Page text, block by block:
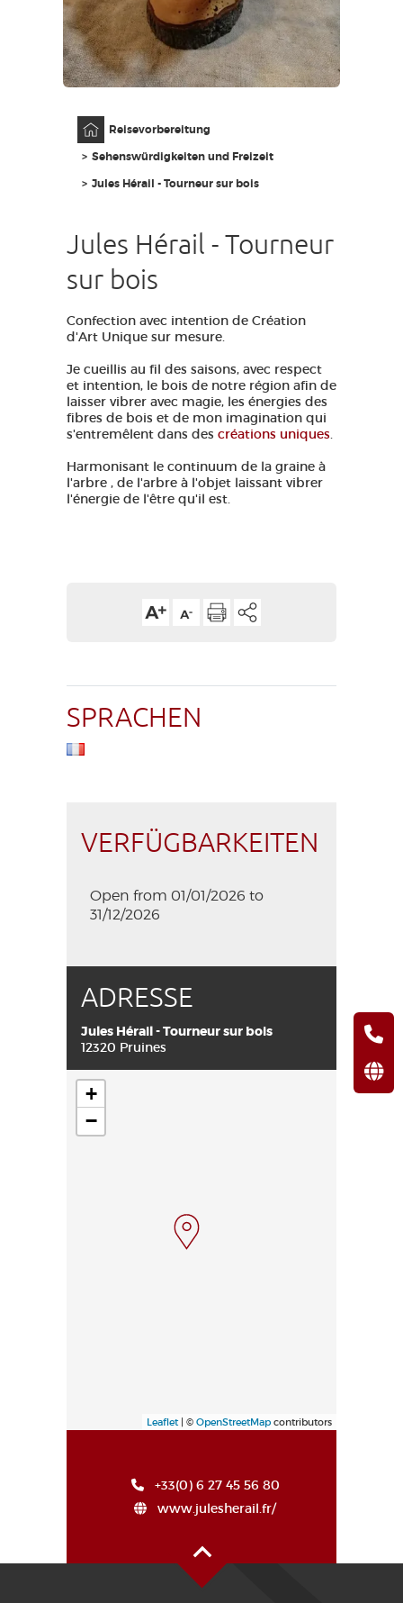
DE
Reisevorbereitung
Sehenswürdigkeiten und Freizeit
Jules Hérail - Tourneur sur bois
Jules Hérail - Tourneur
sur bois
Confection avec intention de Création
d'Art Unique sur mesure.
Je cueillis au fil des saisons, avec respect
et intention, le bois de notre région afin de
laisser vibrer avec magie, les énergies des
fibres de bois et de mon imagination qui
s'entremêlent dans des créations uniques.
Harmonisant le continuum de la graine à
l'arbre , de l'arbre à l'objet laissant vibrer
l'énergie de l'être qu'il est.
SPRACHEN
VERFÜGBARKEITEN
Open from 01/01/2026 to
31/12/2026
ADRESSE
Jules Hérail - Tourneur sur bois
12320 Pruines
+
−
Leaflet| © OpenStreetMap contributors
+33(0) 6 27 45 56 80
www.julesherail.fr/